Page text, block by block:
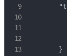
        }